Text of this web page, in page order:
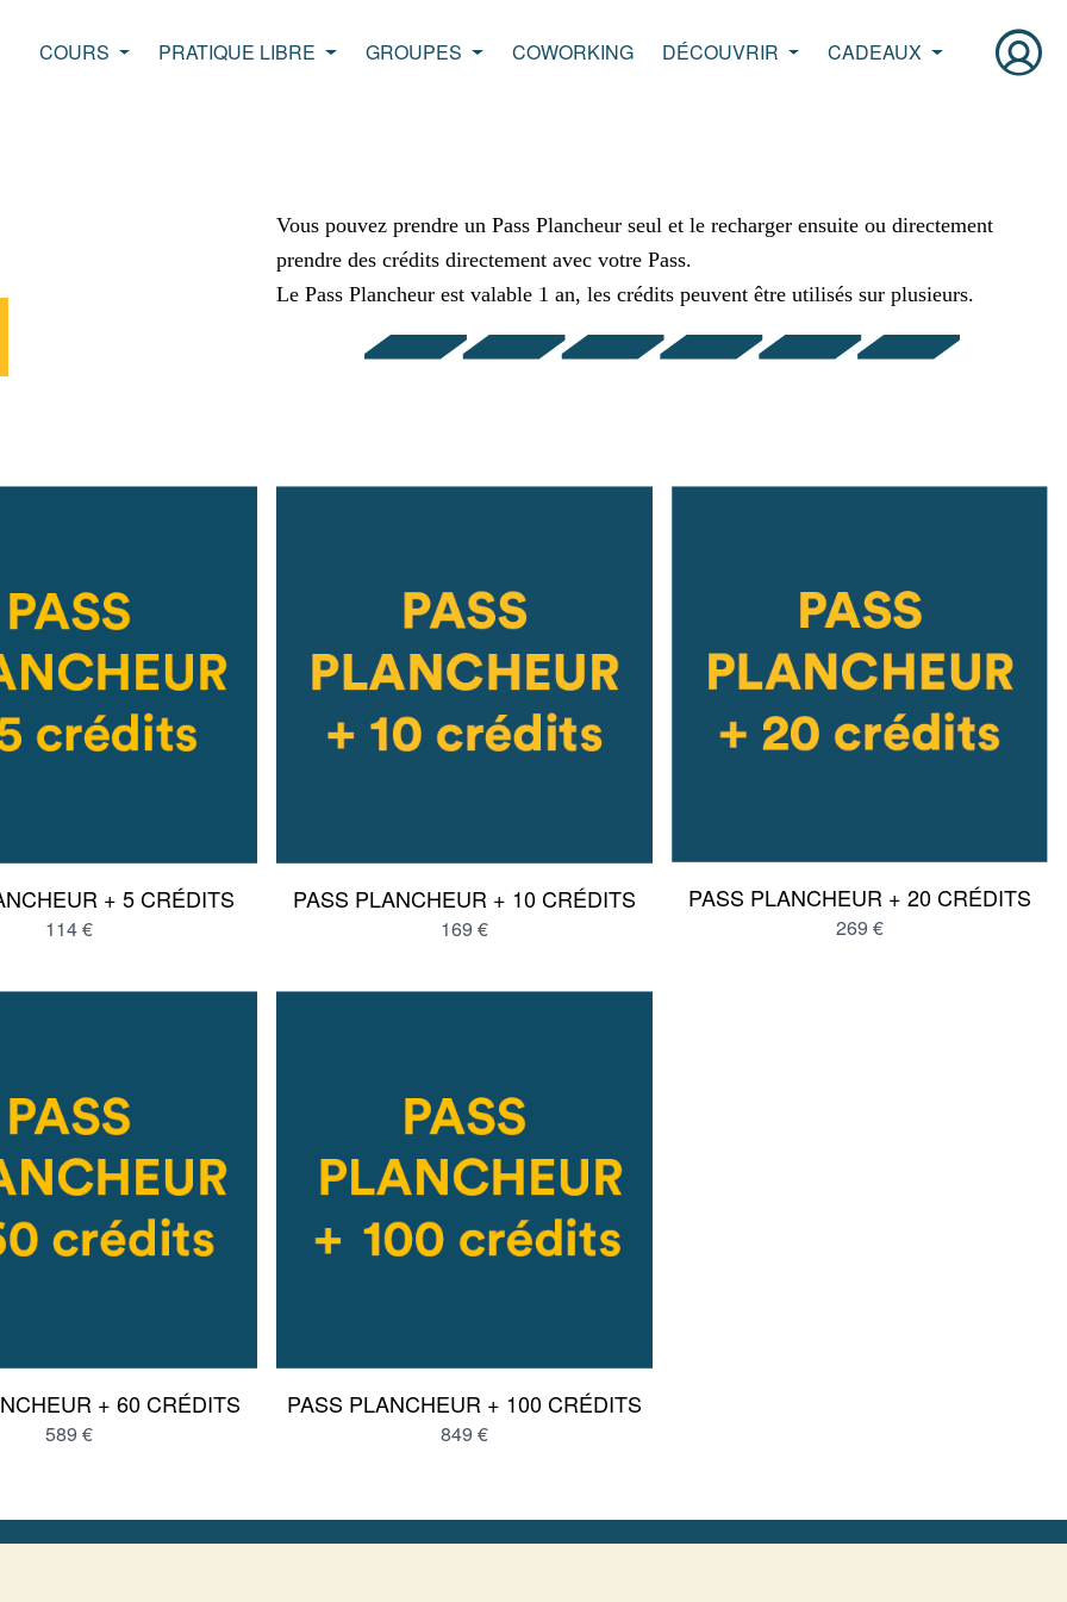
COURS PRATIQUE LIBRE GROUPES COWORKING DÉCOUVRIR CADEAUX
Vous pouvez prendre un Pass Plancheur seul et le recharger ensuite ou directement
prendre des crédits directement avec votre Pass.
Le Pass Plancheur est valable 1 an, les crédits peuvent être utilisés sur plusieurs.
+ 5 CRÉDITS
114 €
PASS PLANCHEUR + 10 CRÉDITS
169 €
PASS PLANCHEUR + 20 CRÉDITS
269 €
+ 60 CRÉDITS
589 €
PASS PLANCHEUR + 100 CRÉDITS
849 €